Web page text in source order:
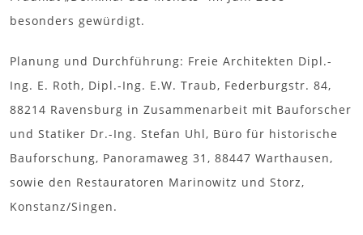
besonders gewürdigt.
Planung und Durchführung: Freie Architekten Dipl.-
Ing. E. Roth, Dipl.-Ing. E.W. Traub, Federburgstr. 84,
88214 Ravensburg in Zusammenarbeit mit Bauforscher
und Statiker Dr.-Ing. Stefan Uhl, Büro für historische
Bauforschung, Panoramaweg 31, 88447 Warthausen,
sowie den Restauratoren Marinowitz und Storz,
Konstanz/Singen.